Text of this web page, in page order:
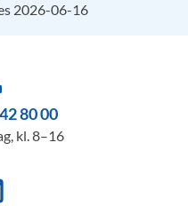
2026-06-16
80 00
kl. 8–16